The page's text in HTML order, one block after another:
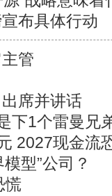
布具体行动
管
席并讲话
下1个雷曼兄
2027现金流
型”公司？
慌